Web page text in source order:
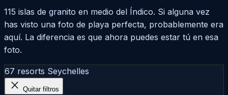
115 islas de granito en medio del Índico. Si alguna vez
has visto una foto de playa perfecta, probablemente era
aquí. La diferencia es que ahora puedes estar tú en esa
foto.
67 resorts Seychelles
close Quitar filtros